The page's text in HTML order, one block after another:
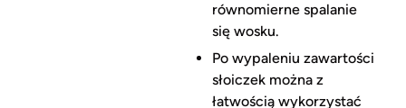
równomierne spalanie
się wosku.
Po wypaleniu zawartości
słoiczek można z
łatwością wykorzystać